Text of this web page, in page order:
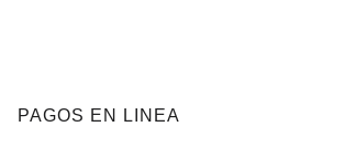
PAGOS EN LINEA